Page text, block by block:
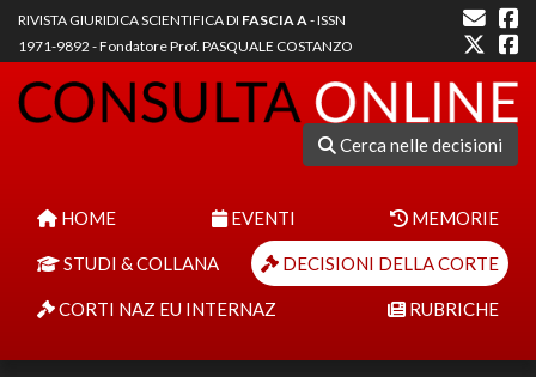
RIVISTA GIURIDICA SCIENTIFICA DI FASCIA A- ISSN
1971-9892 - Fondatore Prof. PASQUALE COSTANZO
Cerca nelle decisioni
HOME EVENTI MEMORIE
STUDI & COLLANA DECISIONI DELLA CORTE
CORTI NAZ EU INTERNAZ RUBRICHE